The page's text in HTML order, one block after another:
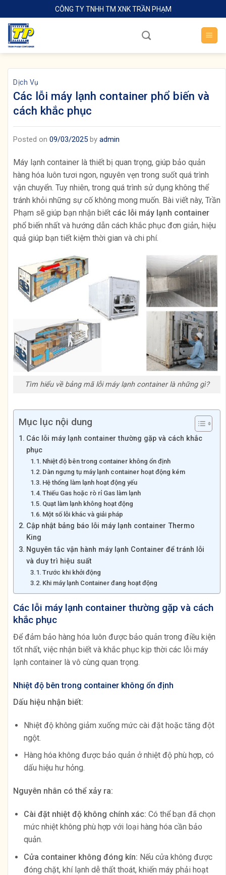
to
content
CÔNG TY TNHH TM XNK TRẦN PHẠM
Dịch Vụ
Các lỗi máy lạnh container phổ biến và
cách khắc phục
Posted on 09/03/2025 by admin
Máy lạnh container là thiết bị quan trọng, giúp bảo quản
hàng hóa luôn tươi ngon, nguyên vẹn trong suốt quá trình
vận chuyển. Tuy nhiên, trong quá trình sử dụng không thể
tránh khỏi những sự cố không mong muốn. Bài viết này, Trần
Phạm sẽ giúp bạn nhận biết các lỗi máy lạnh container
phổ biến nhất và hướng dẫn cách khắc phục đơn giản, hiệu
quả giúp bạn tiết kiệm thời gian và chi phí.
Tìm hiểu về bảng mã lỗi máy lạnh container là những gì?
Mục lục nội dung
Các lỗi máy lạnh container thường gặp và cách khắc
phục
Nhiệt độ bên trong container không ổn định
Dàn ngưng tụ máy lạnh container hoạt động kém
Hệ thống làm lạnh hoạt động yếu
Thiếu Gas hoặc rò rỉ Gas làm lạnh
Quạt làm lạnh không hoạt động
Một số lỗi khác và giải pháp
Cập nhật bảng báo lỗi máy lạnh container Thermo
King
Nguyên tắc vận hành máy lạnh Container để tránh lỗi
và duy trì hiệu suất
Trước khi khởi động
Khi máy lạnh Container đang hoạt động
Các lỗi máy lạnh container thường gặp và cách
khắc phục
Để đảm bảo hàng hóa luôn được bảo quản trong điều kiện
tốt nhất, việc nhận biết và khắc phục kịp thời các lỗi máy
lạnh container là vô cùng quan trọng.
Nhiệt độ bên trong container không ổn định
Dấu hiệu nhận biết:
Nhiệt độ không giảm xuống mức cài đặt hoặc tăng đột
ngột.
Hàng hóa không được bảo quản ở nhiệt độ phù hợp, có
dấu hiệu hư hỏng.
Nguyên nhân có thể xảy ra:
Cài đặt nhiệt độ không chính xác: Có thể bạn đã chọn
mức nhiệt không phù hợp với loại hàng hóa cần bảo
quản.
Cửa container không đóng kín: Nếu cửa không được
đóng chặt, khí lạnh dễ thất thoát, khiến máy phải hoạt